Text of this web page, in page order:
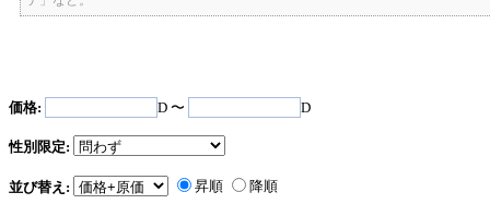
価格: D 〜 D
性別限定:
並び替え: 昇順 降順